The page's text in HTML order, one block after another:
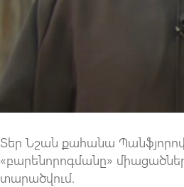
Տեր Նշան քահանա
«բարենորոգմանը»
տարածվում.